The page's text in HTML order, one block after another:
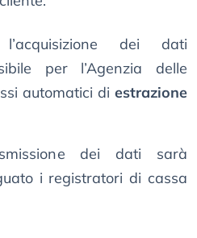
dei dati
per l’Agenzia delle
automatici di estrazione
dei dati sarà
i registratori di cassa